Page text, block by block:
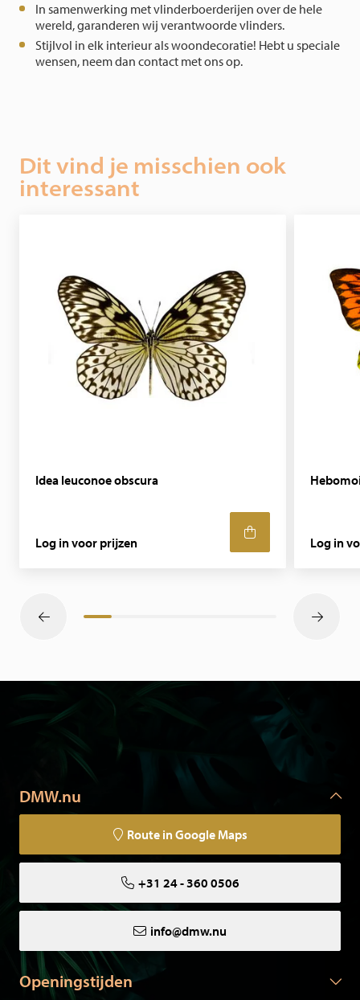
In samenwerking met vlinderboerderijen over de hele
wereld, garanderen wij verantwoorde vlinders.
Stijlvol in elk interieur als woondecoratie! Hebt u speciale
wensen, neem dan contact met ons op.
Dit vind je misschien ook
interessant
Idea leuconoe obscura
Log in voor prijzen Log in
DMW.nu
Route in Google Maps
+31 24 - 360 0506
info@dmw.nu
Openingstijden